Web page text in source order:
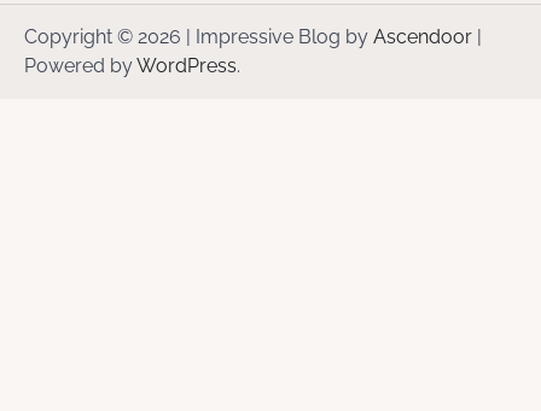
Copyright © 2026 | Impressive Blog by Ascendoor |
Powered byWordPress.